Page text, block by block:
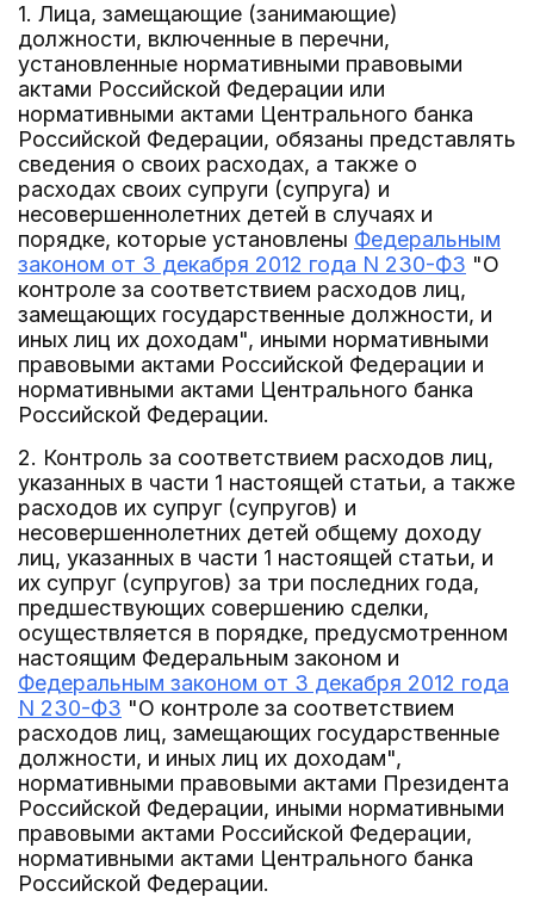
1. Лица, замещающие (занимающие)
должности, включенные в перечни,
установленные нормативными правовыми
актами Российской Федерации или
нормативными актами Центрального банка
Российской Федерации, обязаны представлять
сведения о своих расходах, а также о
расходах своих супруги (супруга) и
несовершеннолетних детей в случаях и
порядке, которые установлены Федеральным
законом от 3 декабря 2012 года N 230-ФЗ "О
контроле за соответствием расходов лиц,
замещающих государственные должности, и
иных лиц их доходам", иными нормативными
правовыми актами Российской Федерации и
нормативными актами Центрального банка
Российской Федерации.
2. Контроль за соответствием расходов лиц,
указанных в части 1 настоящей статьи, а также
расходов их супруг (супругов) и
несовершеннолетних детей общему доходу
лиц, указанных в части 1 настоящей статьи, и
их супруг (супругов) за три последних года,
предшествующих совершению сделки,
осуществляется в порядке, предусмотренном
настоящим Федеральным законом и
Федеральным законом от 3 декабря 2012 года
N 230-ФЗ "О контроле за соответствием
расходов лиц, замещающих государственные
должности, и иных лиц их доходам",
нормативными правовыми актами Президента
Российской Федерации, иными нормативными
правовыми актами Российской Федерации,
нормативными актами Центрального банка
Российской Федерации.